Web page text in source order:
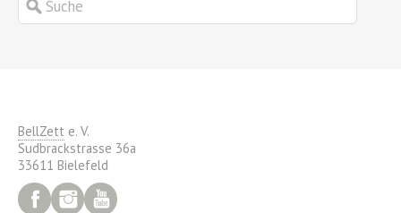
BellZett e. V.
Sudbrackstrasse 36a
33611 Bielefeld
FacebookInstagram